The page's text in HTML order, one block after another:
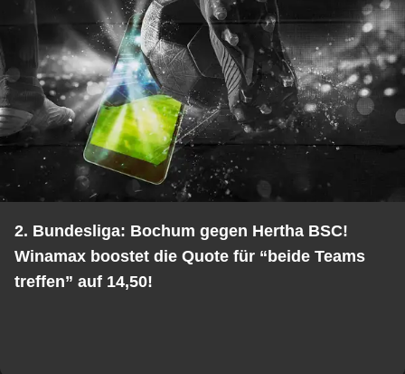
2. Bundesliga: Bochum gegen Hertha BSC!
Winamax boostet die Quote für “beide Teams
treffen” auf 14,50!